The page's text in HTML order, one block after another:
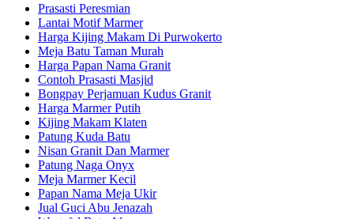
Prasasti Peresmian
Lantai Motif Marmer
Harga Kijing Makam Di Purwokerto
Meja Batu Taman Murah
Harga Papan Nama Granit
Contoh Prasasti Masjid
Bongpay Perjamuan Kudus Granit
Harga Marmer Putih
Kijing Makam Klaten
Patung Kuda Batu
Nisan Granit Dan Marmer
Patung Naga Onyx
Meja Marmer Kecil
Papan Nama Meja Ukir
Jual Guci Abu Jenazah